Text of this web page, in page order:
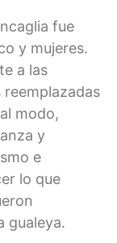
fue
y mujeres.
a las
reemplazadas
modo,
y
e
lo que
gualeya.